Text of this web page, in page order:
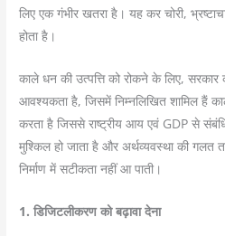
लिए एक गंभीर खतरा है। यह कर चोरी,
होता है।
काले धन की उत्पत्ति को रोकने के लिए, सरकार
आवश्यकता है, जिसमें निम्नलिखित शामिल हैं
करता है जिससे राष्ट्रीय आय एवं GDP से
मुश्किल हो जाता है और अर्थव्यवस्था की गलत
निर्माण में सटीकता नहीं आ पाती।
1. डिजिटलीकरण को बढ़ावा देना